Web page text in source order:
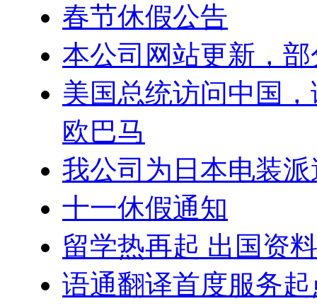
春节休假公告
本公司网站更新，
美国总统访问中国
欧巴马
我公司为日本电装
十一休假通知
留学热再起 出国资
语通翻译首度服务